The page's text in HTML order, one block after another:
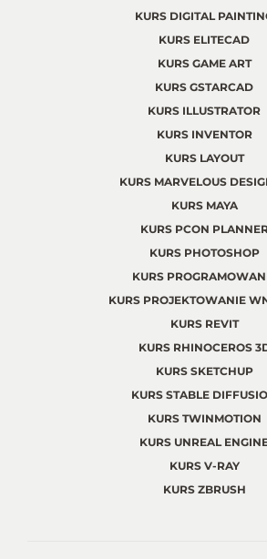
KURS DIGITAL
KURS ELITECAD
KURS GAME ART
KURS GSTARCAD
KURS ILLUSTRATOR
KURS INVENTOR
KURS LAYOUT
KURS MARVELOUS
KURS MAYA
KURS PCON
KURS PHOTOSHOP
KURS
KURS PROJEKTOWANIE
KURS REVIT
KURS RHINOCEROS
KURS SKETCHUP
KURS STABLE
KURS TWINMOTION
KURS UNREAL
KURS V-RAY
KURS ZBRUSH